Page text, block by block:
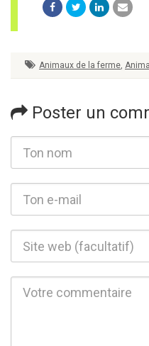
Animaux de la ferme,
Poster un